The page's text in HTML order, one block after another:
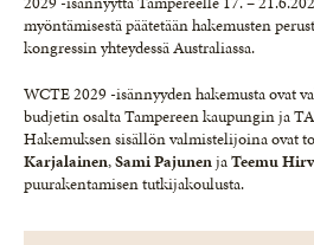
myöntämisestä päätetään hakemusten
kongressin yhteydessä Australiassa.
WCTE 2029 -isännyyden hakemusta ovat
budjetin osalta Tampereen kaupungin ja
Hakemuksen sisällön valmistelijoina ovat
Karjalainen,Sami PajunenjaTeemu
puurakentamisen tutkijakoulusta.